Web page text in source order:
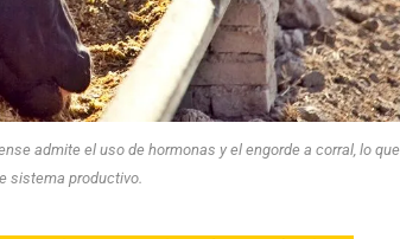
admite el uso de hormonas y el engorde a corral, lo que
sistema productivo.